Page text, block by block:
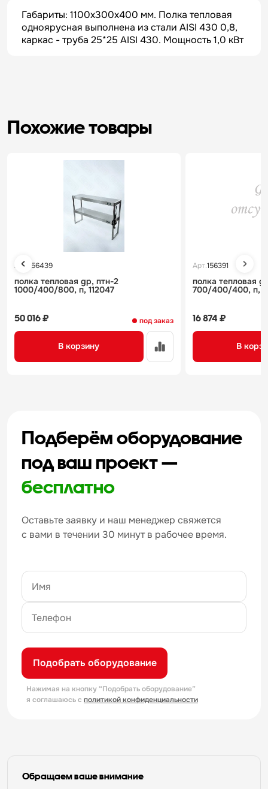
Габариты: 1100х300х400 мм. Полка тепловая
одноярусная выполнена из стали AISI 430 0,8,
каркас - труба 25*25 AISI 430. Мощность 1,0 кВт
Похожие товары
Арт. 156439
полка тепловая gp, птн-2
1000/400/800, п, 112047
под заказ
50 016 ₽
В корзину
Арт.156391
полка тепловая
700/400/400, п,
16 874 ₽
В
Подберём оборудование
под ваш проект —
бесплатно
Оставьте заявку и наш менеджер свяжется
с вами в течении 30 минут в рабочее время.
Подобрать оборудование
Нажимая на кнопку “Подобрать оборудование”
я соглашаюсь с политикой конфиденциальности
Обращаем ваше внимание